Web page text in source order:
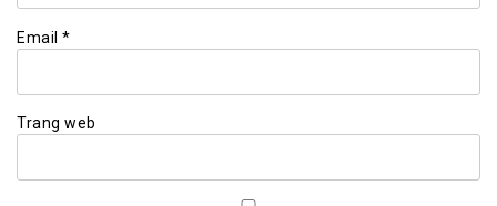
Email *
Trang web